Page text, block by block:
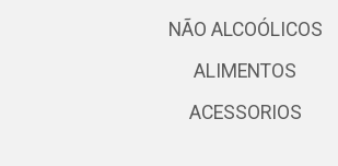
NÃO ALCOÓLICOS
ALIMENTOS
ACESSORIOS